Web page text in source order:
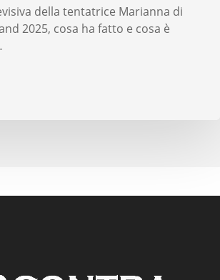
della tentatrice Marianna di
2025, cosa ha fatto e cosa è